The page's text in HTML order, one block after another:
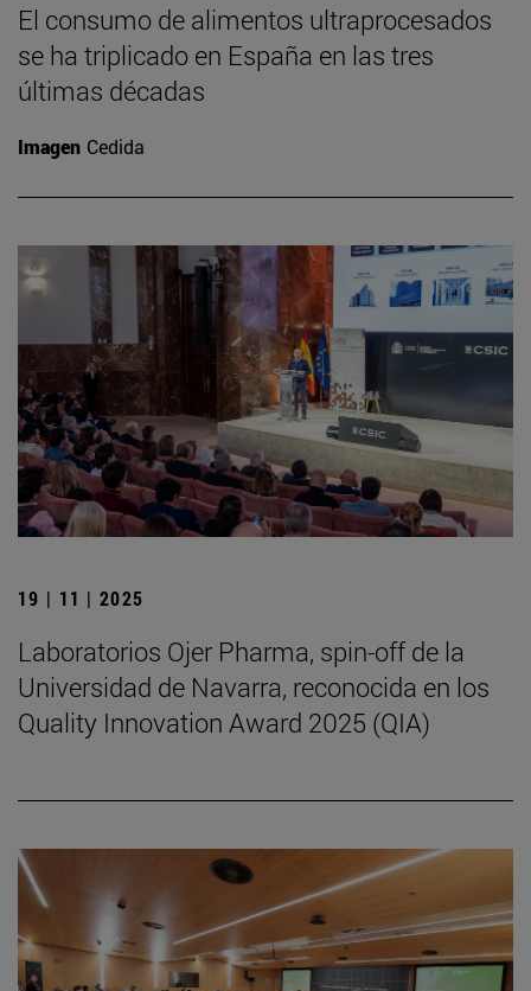
El consumo de alimentos ultraprocesados
se ha triplicado en España en las tres
últimas décadas
Imagen Cedida
19 | 11 | 2025
Laboratorios Ojer Pharma, spin-off de la
Universidad de Navarra, reconocida en los
Quality Innovation Award 2025 (QIA)